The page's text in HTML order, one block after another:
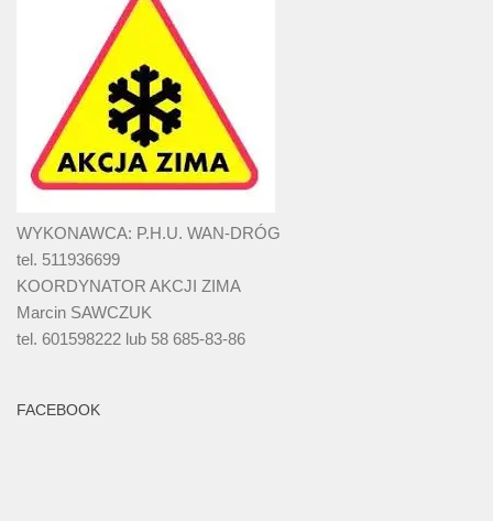
WYKONAWCA: P.H.U. WAN-DRÓG
tel. 511936699
KOORDYNATOR AKCJI ZIMA
Marcin SAWCZUK
tel. 601598222 lub 58 685-83-86
FACEBOOK